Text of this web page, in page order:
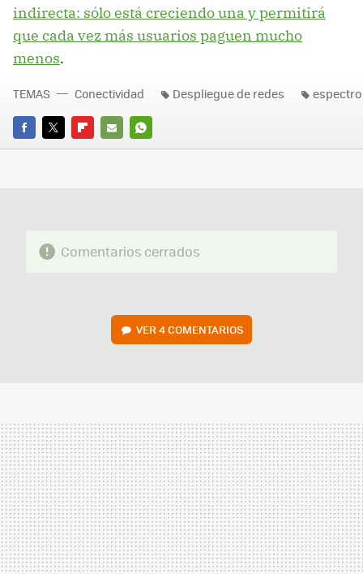
indirecta: sólo está creciendo una y permitirá
que cada vez más usuarios paguen mucho
menos.
FACEBOOK
TWITTERFLIPBOARD
E-
WHATSAPP
TEMAS Conectividad Despliegue de redes
Comentarios cerrados
VER4 COMENTARIOS